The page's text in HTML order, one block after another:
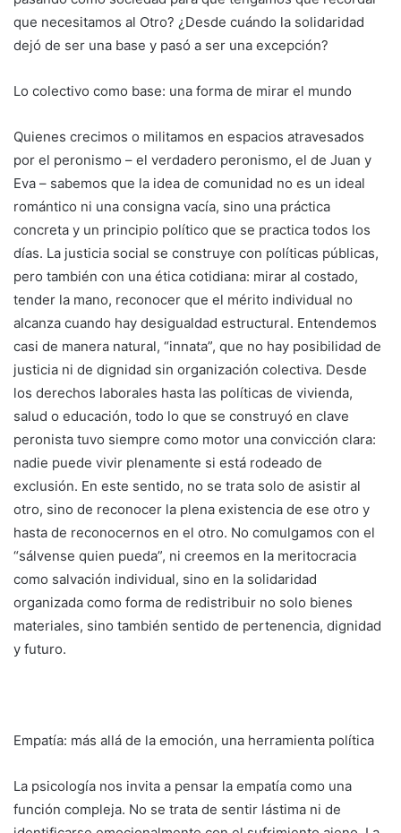
que necesitamos al Otro? ¿Desde cuándo la solidaridad
dejó de ser una base y pasó a ser una excepción?
Lo colectivo como base: una forma de mirar el mundo
Quienes crecimos o militamos en espacios atravesados
por el peronismo – el verdadero peronismo, el de Juan y
Eva – sabemos que la idea de comunidad no es un ideal
romántico ni una consigna vacía, sino una práctica
concreta y un principio político que se practica todos los
días. La justicia social se construye con políticas públicas,
pero también con una ética cotidiana: mirar al costado,
tender la mano, reconocer que el mérito individual no
alcanza cuando hay desigualdad estructural. Entendemos
casi de manera natural, “innata”, que no hay posibilidad de
justicia ni de dignidad sin organización colectiva. Desde
los derechos laborales hasta las políticas de vivienda,
salud o educación, todo lo que se construyó en clave
peronista tuvo siempre como motor una convicción clara:
nadie puede vivir plenamente si está rodeado de
exclusión. En este sentido, no se trata solo de asistir al
otro, sino de reconocer la plena existencia de ese otro y
hasta de reconocernos en el otro. No comulgamos con el
“sálvense quien pueda”, ni creemos en la meritocracia
como salvación individual, sino en la solidaridad
organizada como forma de redistribuir no solo bienes
materiales, sino también sentido de pertenencia, dignidad
y futuro.
Empatía: más allá de la emoción, una herramienta política
La psicología nos invita a pensar la empatía como una
función compleja. No se trata de sentir lástima ni de